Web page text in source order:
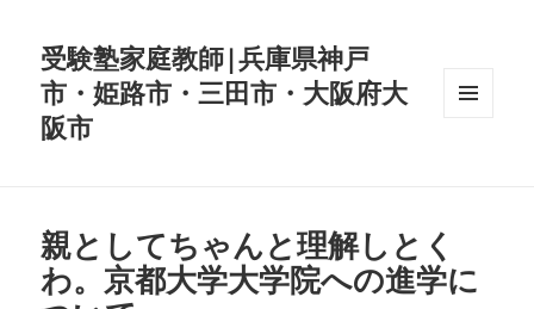
受験塾家庭教師|兵庫県神戸
市・姫路市・三田市・大阪府大
阪市
親としてちゃんと理解しとく
わ。京都大学大学院への進学に